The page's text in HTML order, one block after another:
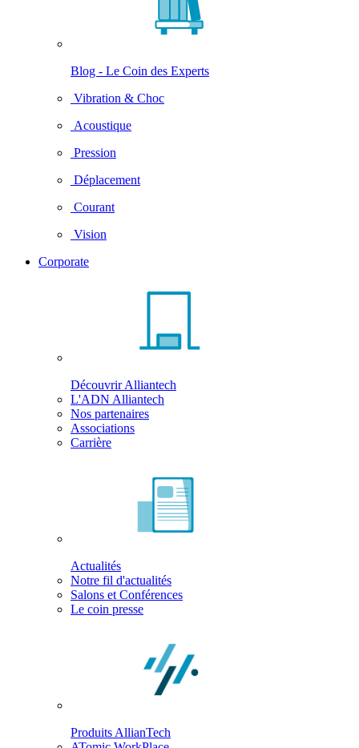
Blog - Le Coin des Experts
Vibration & Choc
Acoustique
Pression
Déplacement
Courant
Vision
Corporate
Découvrir Alliantech
L'ADN Alliantech
Nos partenaires
Associations
Carrière
Actualités
Notre fil d'actualités
Salons et Conférences
Le coin presse
Produits AllianTech